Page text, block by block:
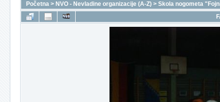
Početna > NVO - Nevladine organizacije (A-Z) > Skola nogometa